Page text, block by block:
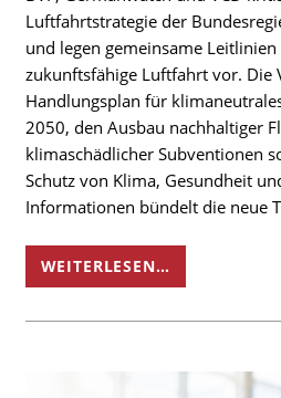
Luftfahrtstrategie der
und legen gemeinsame
zukunftsfähige Luftfahrt vor. Die
Handlungsplan für
2050, den Ausbau nachhaltiger
klimaschädlicher Subventionen
Schutz von Klima, Gesundheit
Informationen bündelt die neue
WEITERLESEN…